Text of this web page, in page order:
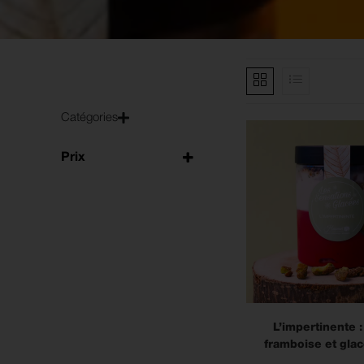
Catégories
Prix
L’impertinente
framboise et